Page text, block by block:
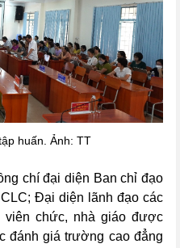
huấn. Ảnh: TT
chí đại diện Ban chỉ đạo
Đại diện lãnh đạo các
chức, nhà giáo được
đánh giá trường cao đẳng